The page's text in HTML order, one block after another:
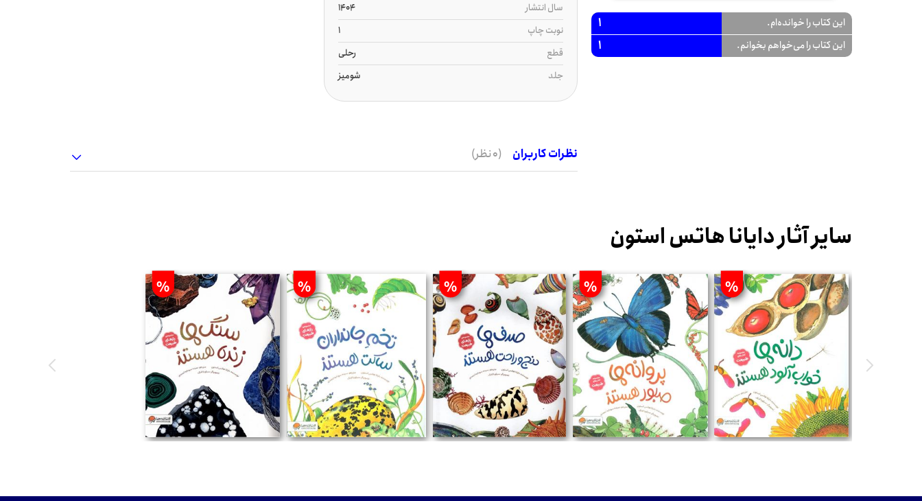
این کتاب را خوانده‌ام. 1
این کتاب را می‌خواهم بخوانم. 1
سال انتشار
1404
نوبت چاپ
1
قطع
رحلی
جلد
شومیز
نظرات کاربران (0 نظر)
سایر آثار دایانا هاتس استون
%
%
%
%
%